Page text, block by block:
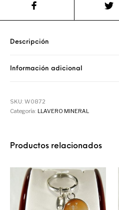
Descripción
Información adicional
SKU:W0872
Categoría: LLAVERO MINERAL
Productos relacionados